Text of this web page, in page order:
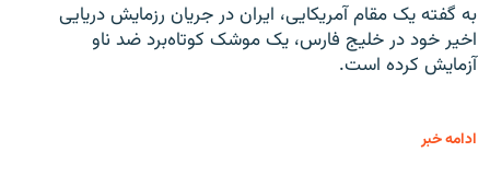
به گفته یک مقام آمریکایی، ایران در جریان رزمایش دریایی
اخیر خود در خلیج فارس، یک موشک کوتاه‌برد ضد ناو
آزمایش کرده است.
ادامه خبر